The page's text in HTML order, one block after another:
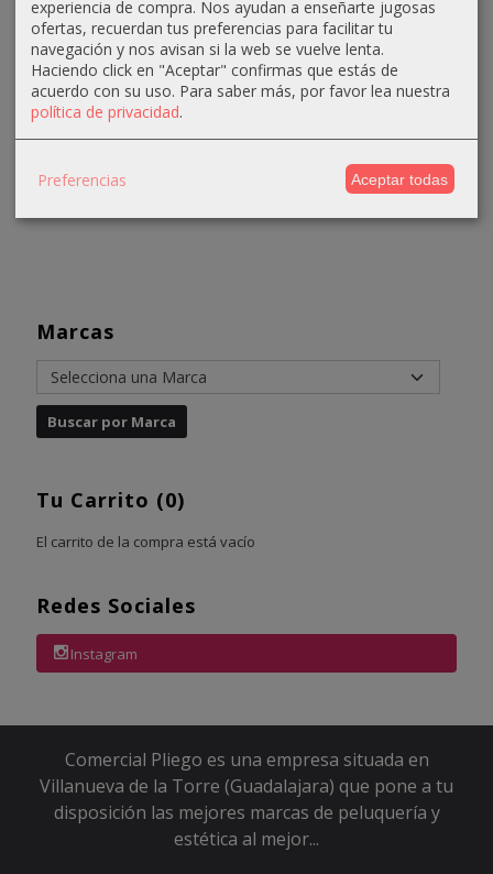
Marcas
Tu Carrito (0)
El carrito de la compra está vacío
Redes Sociales
Instagram
Crema
oxigenada
Techline
1000ml
20...
Crema
oxigenada
Techline
75ml 40...
0,70 €
Crema
oxigenada
Absoluk
1000ml
20...
Crema
oxigenada
40...
Comercial Pliego es una empresa situada en
Villanueva de la Torre (Guadalajara) que pone a tu
disposición las mejores marcas de peluquería y
estética al mejor...
experiencia de compra. Nos ayudan a enseñarte jugosas
ofertas, recuerdan tus preferencias para facilitar tu
navegación y nos avisan si la web se vuelve lenta.
Haciendo click en "Aceptar" confirmas que estás de
acuerdo con su uso. Para saber más, por favor lea nuestra
política de privacidad.
Preferencias Aceptar todas